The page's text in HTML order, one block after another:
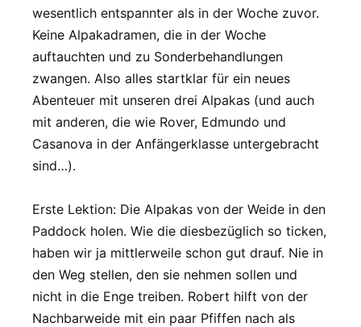
wesentlich entspannter als in der Woche zuvor.
Keine Alpakadramen, die in der Woche
auftauchten und zu Sonderbehandlungen
zwangen. Also alles startklar für ein neues
Abenteuer mit unseren drei Alpakas (und auch
mit anderen, die wie Rover, Edmundo und
Casanova in der Anfängerklasse untergebracht
sind…).
Erste Lektion: Die Alpakas von der Weide in den
Paddock holen. Wie die diesbezüglich so ticken,
haben wir ja mittlerweile schon gut drauf. Nie in
den Weg stellen, den sie nehmen sollen und
nicht in die Enge treiben. Robert hilft von der
Nachbarweide mit ein paar Pfiffen nach als